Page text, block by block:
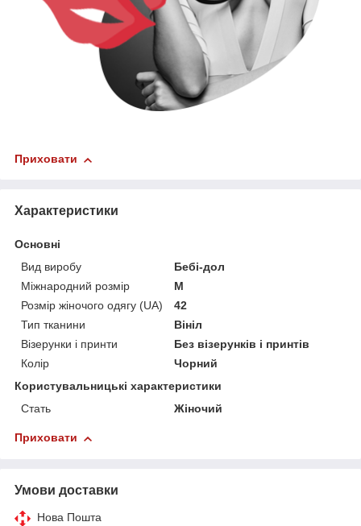
Приховати
Характеристики
Основні
Вид виробу
Бебі-дол
Міжнародний розмір
M
Розмір жіночого одягу (UA)
42
Тип тканини
Вініл
Візерунки і принти
Без візерунків і принтів
Колір
Чорний
Користувальницькі характеристики
Стать
Жіночий
Приховати
Умови доставки
Нова Пошта